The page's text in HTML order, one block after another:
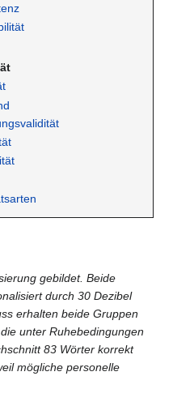
gebildet. Beide
durch 30 Dezibel
erhalten beide Gruppen
unter Ruhebedingungen
83 Wörter korrekt
mögliche personelle